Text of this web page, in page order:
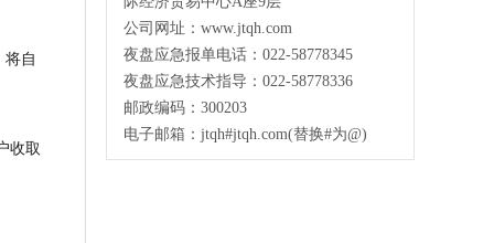
自
收取
公司网址：www.jtqh.com
夜盘应急报单电话：022-58778345
夜盘应急技术指导：022-58778336
邮政编码：300203
电子邮箱：jtqh#jtqh.com(替换#为@)